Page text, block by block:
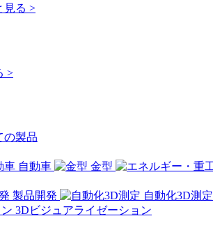
見る >
>
の製品
自動車 金型
製品開発 自動化3D測定
3Dビジュアライゼーション